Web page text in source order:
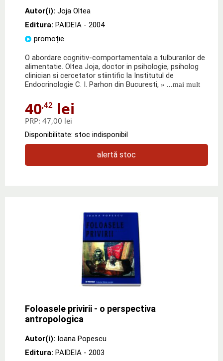
Autor(i): Joja Oltea
Editura: PAIDEIA - 2004
promoție
O abordare cognitiv-comportamentala a tulburarilor de
alimentatie. Oltea Joja, doctor in psihologie, psiholog
clinician si cercetator stiintific la Institutul de
Endocrinologie C. I. Parhon din Bucuresti, » ...mai mult
40,42 lei
PRP: 47,00 lei
Disponibilitate: stoc indisponibil
alertă stoc
Foloasele privirii - o perspectiva
antropologica
Autor(i): Ioana Popescu
Editura: PAIDEIA - 2003